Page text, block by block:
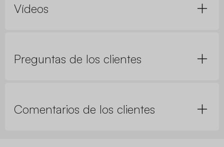
Vídeos
Preguntas de los clientes
Comentarios de los clientes